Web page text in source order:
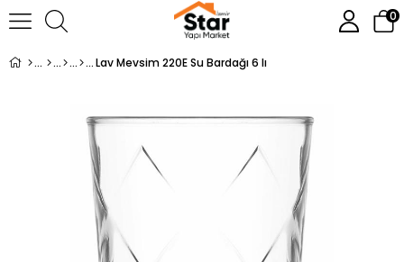
0
Lav Mevsim 220E Su Bardağı 6 lı